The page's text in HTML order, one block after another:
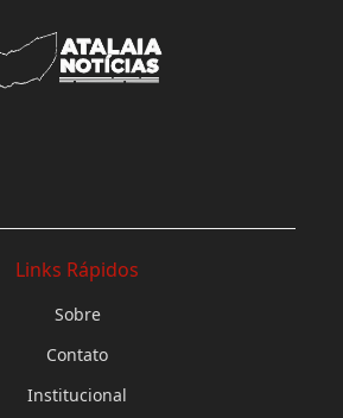
Links Rápidos
Sobre
Contato
Institucional